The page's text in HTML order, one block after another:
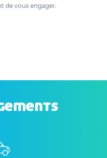
de vous engager.